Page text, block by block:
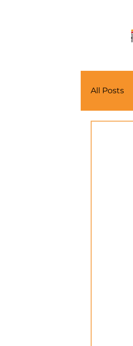
All Posts